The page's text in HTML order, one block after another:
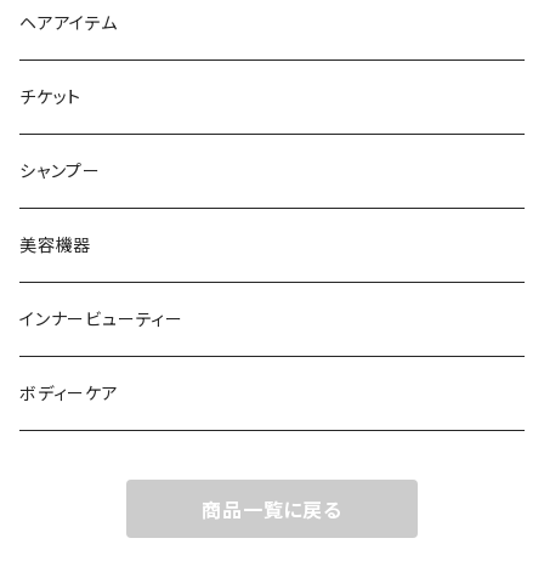
ヘアオイル
ヘアアイテム
チケット
シャンプー
美容機器
インナービューティー
ボディーケア
商品一覧に戻る